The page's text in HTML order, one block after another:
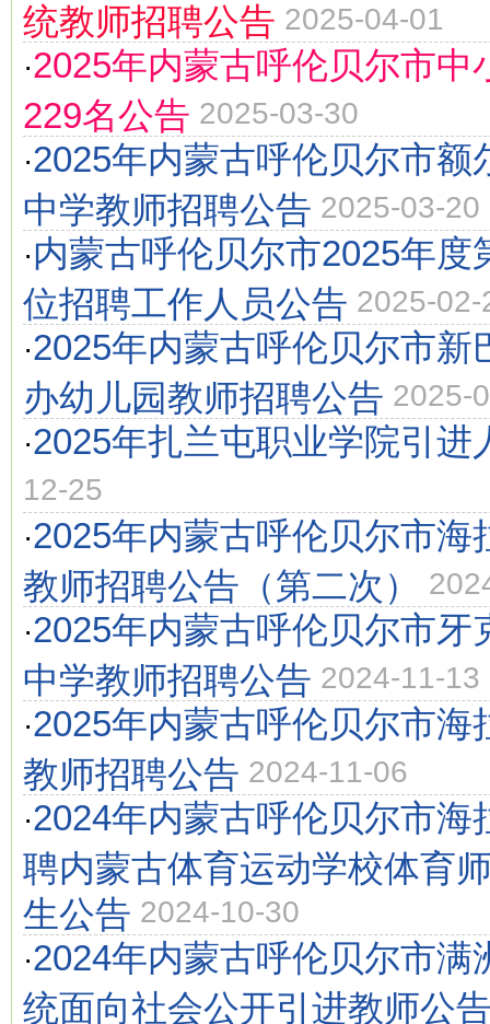
统教师招聘公告 2025-04-01
·2025年内蒙古呼伦贝尔市中
229名公告 2025-03-30
·2025年内蒙古呼伦贝尔市额
中学教师招聘公告 2025-03-20
·内蒙古呼伦贝尔市2025年度
位招聘工作人员公告 2025-02-
·2025年内蒙古呼伦贝尔市新
办幼儿园教师招聘公告 2025-
·2025年扎兰屯职业学院引进
12-25
·2025年内蒙古呼伦贝尔市海
教师招聘公告（第二次）
·2025年内蒙古呼伦贝尔市牙
中学教师招聘公告 2024-11-13
·2025年内蒙古呼伦贝尔市海
教师招聘公告 2024-11-06
·2024年内蒙古呼伦贝尔市海
聘内蒙古体育运动学校体育
生公告 2024-10-30
·2024年内蒙古呼伦贝尔市满
统面向社会公开引进教师公